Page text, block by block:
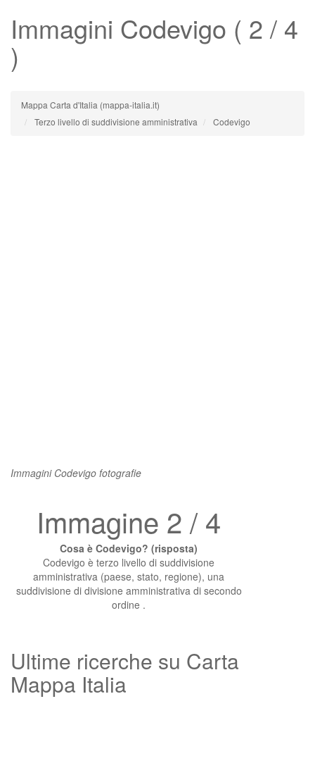
Immagini Codevigo ( 2 / 4
)
Mappa Carta d'Italia (mappa-italia.it)
Terzo livello di suddivisione amministrativa
Codevigo
Immagini Codevigo fotografie
Immagine 2 / 4
Cosa è Codevigo? (risposta)
Codevigo è terzo livello di suddivisione
amministrativa (paese, stato, regione), una
suddivisione di divisione amministrativa di secondo
ordine .
Ultime ricerche su Carta
Mappa Italia